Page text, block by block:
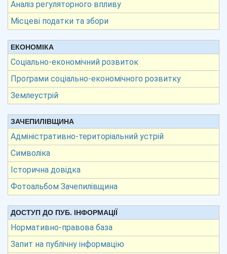
Аналіз регуляторного впливу
Місцеві податки та збори
ЕКОНОМІКА
Соціально-економічний розвиток
Програми соціально-економічного розвитку
Землеустрій
ЗАЧЕПИЛІВЩИНА
Адміністративно-територіальний устрій
Символіка
Історична довідка
Фотоальбом Зачепилівщина
ДОСТУП ДО ПУБ. ІНФОРМАЦІЇ
Нормативно-правова база
Запит на публічну інформацію